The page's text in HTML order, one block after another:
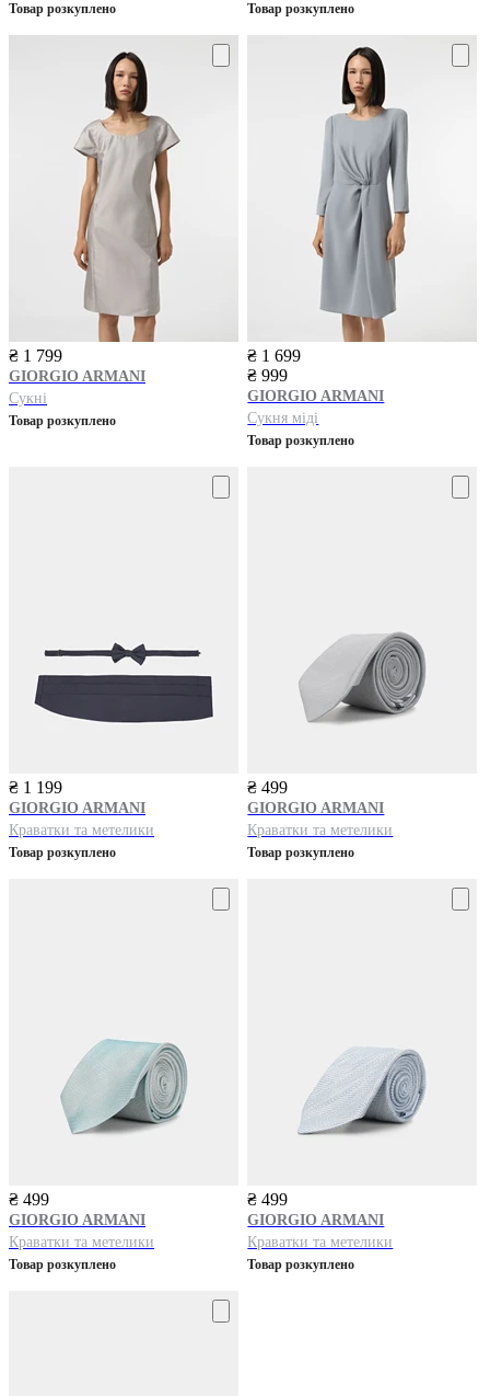
Товар розкуплено Товар розкуплено
₴ 1 799
GIORGIO ARMANI
Сукні
Товар розкуплено
₴ 1 699
₴ 999
GIORGIO ARMANI
Сукня міді
Товар розкуплено
₴ 1 199
GIORGIO ARMANI
Краватки та метелики
Товар розкуплено
₴ 499
GIORGIO ARMANI
Краватки та метелики
Товар розкуплено
₴ 499
GIORGIO ARMANI
Краватки та метелики
Товар розкуплено
₴ 499
GIORGIO ARMANI
Краватки та метелики
Товар розкуплено